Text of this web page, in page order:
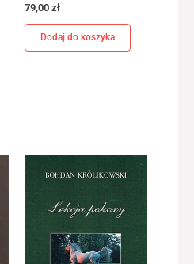
79,00 zł
Dodaj do koszyka